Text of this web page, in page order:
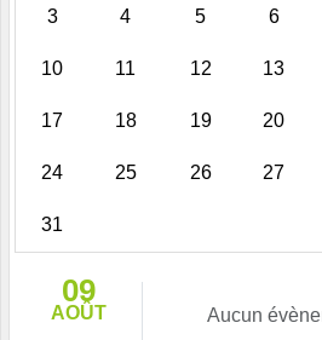
3 4 5 6
10 11 12 13
17 18 19 20
24 25 26 27
31
09
AOÛT Aucun